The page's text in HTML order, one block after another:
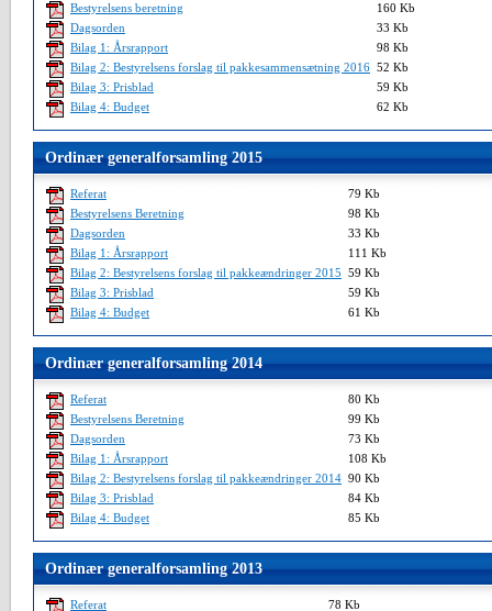
Bestyrelsens beretning
160 Kb
Dagsorden
33 Kb
Bilag 1: Årsrapport
98 Kb
Bilag 2: Bestyrelsens forslag til pakkesammensætning 2016 52 Kb
Bilag 3: Prisblad
59 Kb
Bilag 4: Budget
62 Kb
Ordinær generalforsamling 2015
Referat
79 Kb
Bestyrelsens Beretning
98 Kb
Dagsorden
33 Kb
Bilag 1: Årsrapport
111 Kb
Bilag 2: Bestyrelsens forslag til pakkeændringer 2015 59 Kb
Bilag 3: Prisblad
59 Kb
Bilag 4: Budget
61 Kb
Ordinær generalforsamling 2014
Referat
80 Kb
Bestyrelsens Beretning
99 Kb
Dagsorden
73 Kb
Bilag 1: Årsrapport
108 Kb
Bilag 2: Bestyrelsens forslag til pakkeændringer 2014 90 Kb
Bilag 3: Prisblad
84 Kb
Bilag 4: Budget
85 Kb
Ordinær generalforsamling 2013
Referat 78 Kb